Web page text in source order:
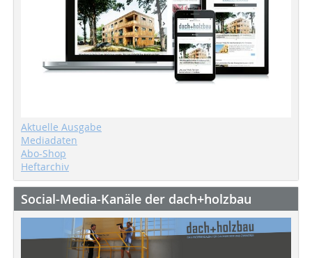
Aktuelle Ausgabe
Mediadaten
Abo-Shop
Heftarchiv
Social-Media-Kanäle der dach+holzbau